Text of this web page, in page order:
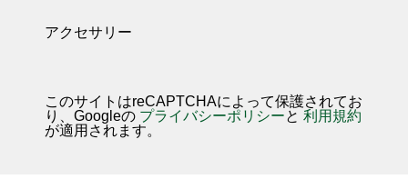
アクセサリー
このサイトはreCAPTCHAによって保護されてお
り、Googleの プライバシーポリシーと 利用規約
が適用されます。